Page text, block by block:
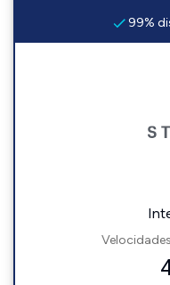
99%